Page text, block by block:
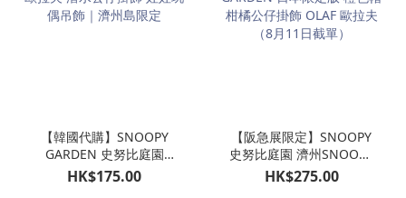
【韓國代購】SNOOPY
GARDEN 史努比庭園
OLAF 歐拉夫 潛水公仔掛
飾 娃娃玩偶吊飾｜濟州島
HK$175.00
【阪急展限定】SNOOPY
史努比庭園 濟州SNOOPY
GARDEN 日本限定版 橙色
帽柑橘公仔掛飾 OLAF 歐
HK$275.00